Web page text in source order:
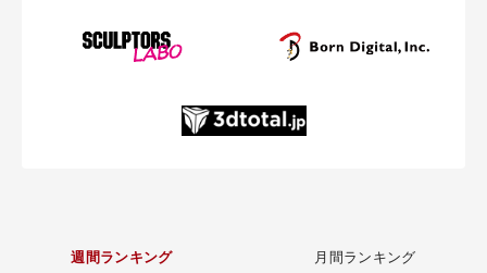
週間ランキング 月間ランキング